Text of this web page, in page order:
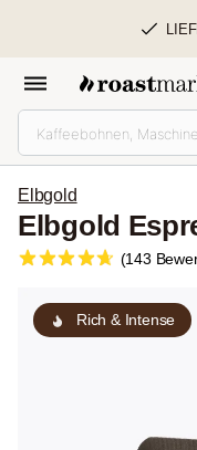
Elbgold
Elbgold
(143
Rich & Intense